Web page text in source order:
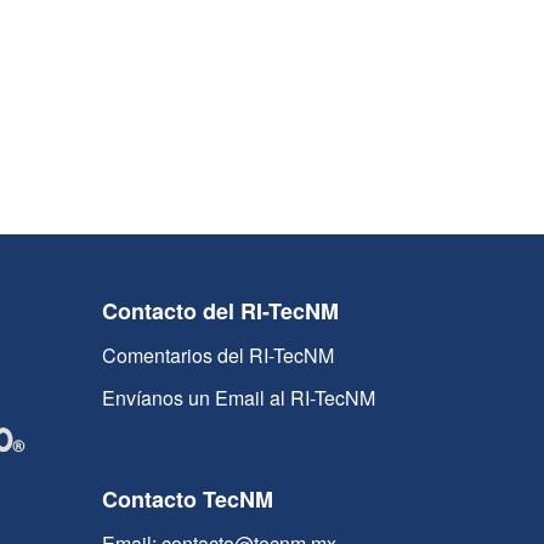
Contacto del RI-TecNM
Comentarios del RI-TecNM
Envíanos un Email al RI-TecNM
Contacto TecNM